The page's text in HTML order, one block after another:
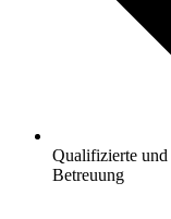
Qualifizierte und
Betreuung